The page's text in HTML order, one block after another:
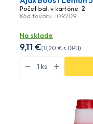
Počet bal. v kartóne: 2
Kód tovaru: 109209
Na sklade
9,11 €(11,20 € s DPH)